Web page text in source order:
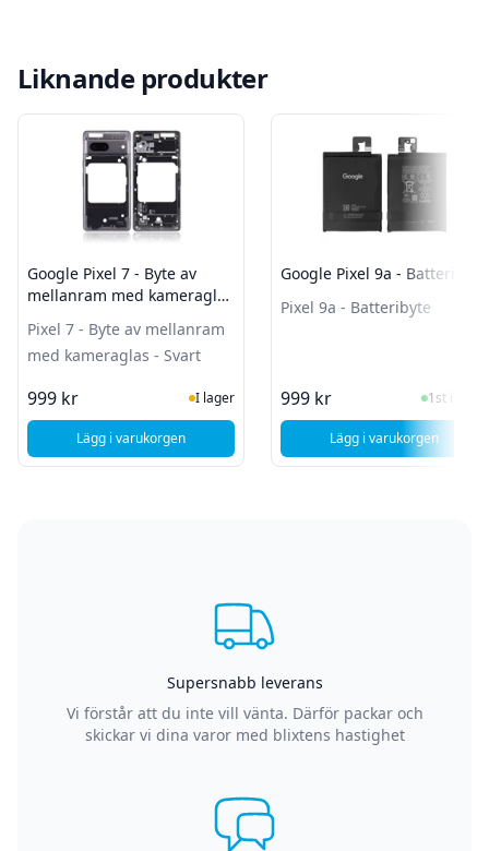
Liknande produkter
Google Pixel 7 - Byte av
mellanram med kameraglas
Pixel 7 - Byte av mellanram
med kameraglas - Svart
999 kr I Lager
I lager
Lägg i varukorgen, Google Pixel 7 - Byte av mellanram med kameraglas -
Google Pixel 9a - Batteribyte
Pixel 9a - Batteribyte
999 kr I Lager
1st i lager
Lägg i varukorgen
, Google Pixel
Supersnabb leverans
Vi förstår att du inte vill vänta. Därför packar och
skickar vi dina varor med blixtens hastighet